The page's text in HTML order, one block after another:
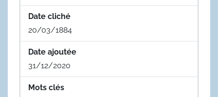
Date cliché
20/03/1884
Date ajoutée
31/12/2020
Mots clés